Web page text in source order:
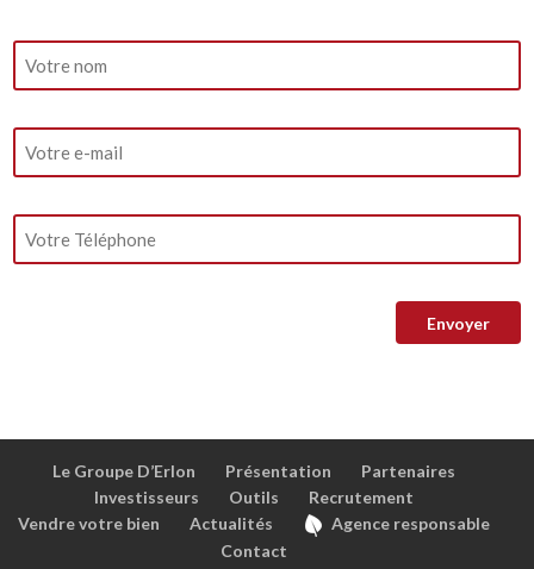
Le Groupe D’Erlon Présentation
Partenaires
Investisseurs
Outils
Recrutement
Vendre votre bien
Actualités
Agence responsable
Contact